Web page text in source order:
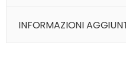
INFORMAZIONI